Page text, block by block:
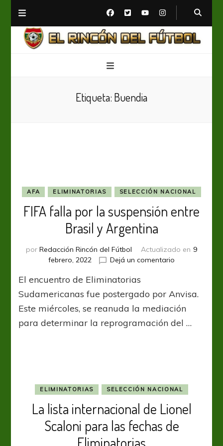
Etiqueta: Buendia
AFA ELIMINATORIAS SELECCIÓN NACIONAL
FIFA falla por la suspensión entre
Brasil y Argentina
por Redacción Rincón del Fútbol Actualizado en 9
febrero, 2022
Dejá un comentario
por
suspensión
entre
El encuentro de Eliminatorias
Sudamericanas fue postergado por Anvisa.
Este miércoles, se reanuda la mediación
para determinar la reprogramación del …
ELIMINATORIAS SELECCIÓN NACIONAL
La lista internacional de Lionel
Scaloni para las fechas de